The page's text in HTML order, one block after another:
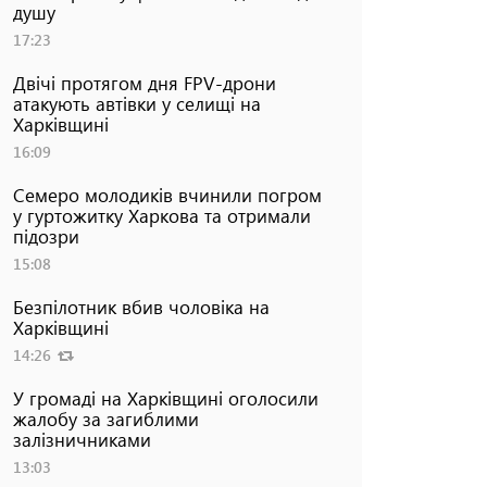
душу
17:23
Двічі протягом дня FPV-дрони
атакують автівки у селищі на
Харківщині
16:09
Семеро молодиків вчинили погром
у гуртожитку Харкова та отримали
підозри
15:08
Безпілотник вбив чоловіка на
Харківщині
14:26
У громаді на Харківщині оголосили
жалобу за загиблими
залізничниками
13:03